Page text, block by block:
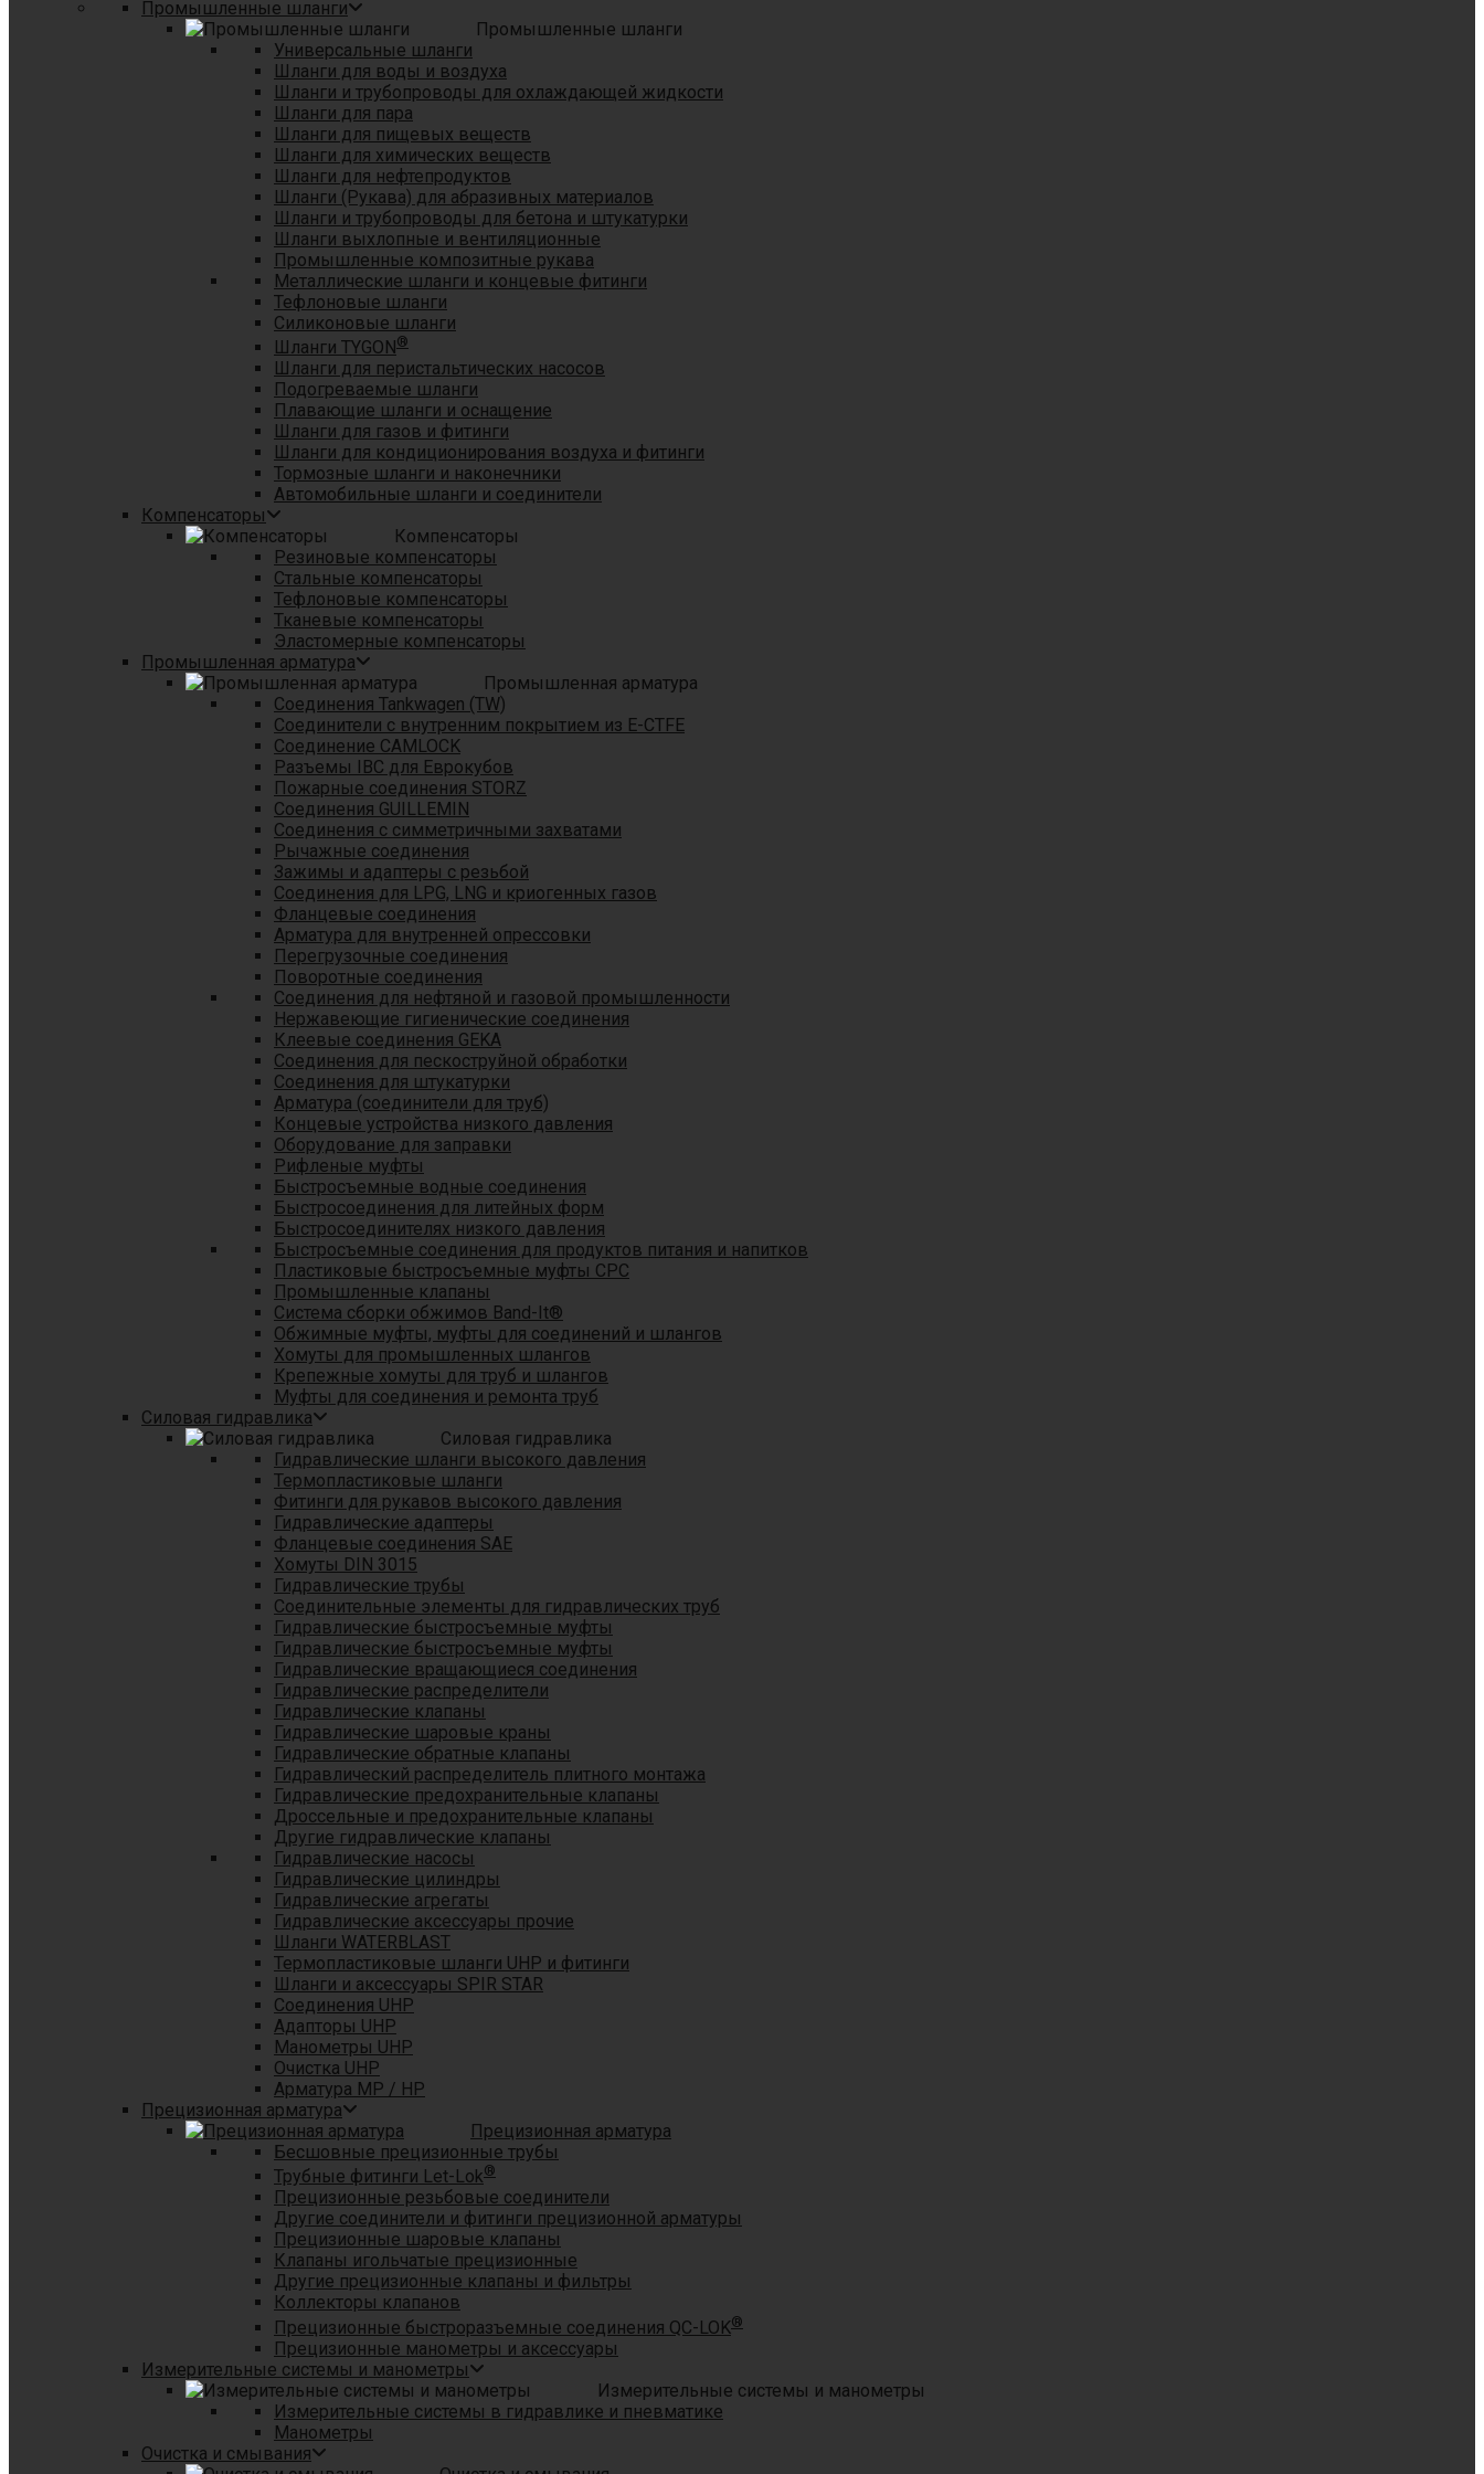
Промышленные шланги
Промышленные шланги
Универсальные шланги
Шланги для воды и воздуха
Шланги и трубопроводы для охлаждающей жидкости
Шланги для пара
Шланги для пищевых веществ
Шланги для химических веществ
Шланги для нефтепродуктов
Шланги (Рукава) для абразивных материалов
Шланги и трубопроводы для бетона и штукатурки
Шланги выхлопные и вентиляционные
Промышленные композитные рукава
Металлические шланги и концевые фитинги
Тефлоновые шланги
Силиконовые шланги
Шланги TYGON®
Шланги для перистальтических насосов
Подогреваемые шланги
Плавающие шланги и оснащение
Шланги для газов и фитинги
Шланги для кондиционирования воздуха и фитинги
Тормозные шланги и наконечники
Автомобильные шланги и соединители
Компенсаторы
Компенсаторы
Резиновые компенсаторы
Стальные компенсаторы
Тефлоновые компенсаторы
Тканевые компенсаторы
Эластомерные компенсаторы
Промышленная арматура
Промышленная арматура
Соединения Tankwagen (TW)
Соединители с внутренним покрытием из E-CTFE
Соединение CAMLOCK
Разъемы IBC для Еврокубов
Пожарные соединения STORZ
Соединения GUILLEMIN
Соединения с симметричными захватами
Рычажные соединения
Зажимы и адаптеры с резьбой
Соединения для LPG, LNG и криогенных газов
Фланцевые соединения
Арматура для внутренней опрессовки
Перегрузочные соединения
Поворотные соединения
Соединения для нефтяной и газовой промышленности
Нержавеющие гигиенические соединения
Клеевые соединения GEKA
Соединения для пескоструйной обработки
Cоединения для штукатурки
Арматура (соединители для труб)
Концевые устройства низкого давления
Оборудование для заправки
Рифленые муфты
Быстросъемные водные соединения
Быстросоединения для литейных форм
Быстросоединителях низкого давления
Быстросъемные соединения для продуктов питания и напитков
Пластиковые быстросъемные муфты CPC
Промышленные клапаны
Система сборки обжимов Band-It®
Обжимные муфты, муфты для соединений и шлангов
Хомуты для промышленных шлангов
Крепежные хомуты для труб и шлангов
Муфты для соединения и ремонта труб
Силовая гидравлика
Силовая гидравлика
Гидравлические шланги высокого давления
Термопластиковые шланги
Фитинги для рукавов высокого давления
Гидравлические адаптеры
Фланцевые соединения SAE
Хомуты DIN 3015
Гидравлические трубы
Соединительные элементы для гидравлических труб
Гидравлические быстросъемные муфты
Гидравлические быстросъемные муфты
Гидравлические вращающиеся соединения
Гидравлические распределители
Гидравлические клапаны
Гидравлические шаровые краны
Гидравлические обратные клапаны
Гидравлический распределитель плитного монтажа
Гидравлические предохранительные клапаны
Дроссельные и предохранительные клапаны
Другие гидравлические клапаны
Гидравлические насосы
Гидравлические цилиндры
Гидравлические агрегаты
Гидравлические аксессуары прочие
Шланги WATERBLAST
Термопластиковые шланги UHP и фитинги
Шланги и аксессуары SPIR STAR
Соединения UHP
Адапторы UHP
Манометры UHP
Очистка UHP
Арматура MP / HP
Прецизионная арматура
Прецизионная арматура
Бесшовные прецизионные трубы
Трубные фитинги Let-Lok®
Прецизионные резьбовые соединители
Другие соединители и фитинги прецизионной арматуры
Прецизионные шаровые клапаны
Клапаны игольчатые прецизионные
Другие прецизионные клапаны и фильтры
Коллекторы клапанов
Прецизионные быстроразъемные соединения QC-LOK®
Прецизионные манометры и аксессуары
Измерительные системы и манометры
Измерительные системы и манометры
Измерительные системы в гидравлике и пневматике
Манометры
Очистка и смывания